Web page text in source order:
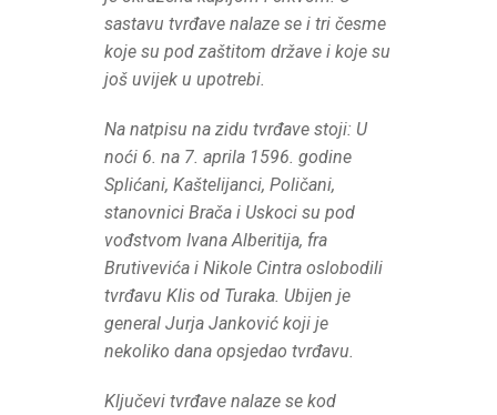
sastavu tvrđave nalaze se i tri česme
koje su pod zaštitom države i koje su
još uvijek u upotrebi.
Na natpisu na zidu tvrđave stoji: U
noći 6. na 7. aprila 1596. godine
Splićani, Kaštelijanci, Poličani,
stanovnici Brača i Uskoci su pod
vođstvom Ivana Alberitija, fra
Brutivevića i Nikole Cintra oslobodili
tvrđavu Klis od Turaka. Ubijen je
general Jurja Janković koji je
nekoliko dana opsjedao tvrđavu.
Ključevi tvrđave nalaze se kod